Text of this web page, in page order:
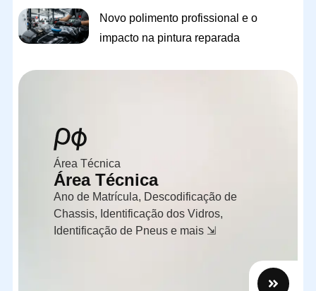
Novo polimento profissional e o
impacto na pintura reparada
Área Técnica
Área Técnica
Ano de Matrícula, Descodificação de
Chassis, Identificação dos Vidros,
Identificação de Pneus e mais ⇲